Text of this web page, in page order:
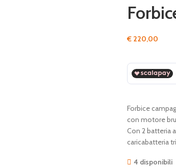
€ 220,00
Forbice
con motore
Con 2 batteria
caricabatteria
4 disponibili